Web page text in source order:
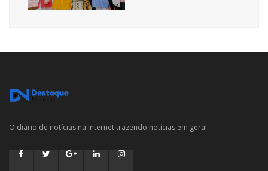
O diário de notícias na internet trazendo notícias em geral.